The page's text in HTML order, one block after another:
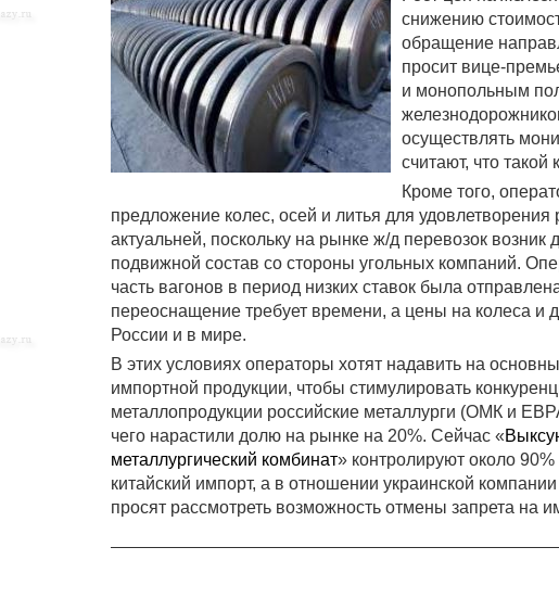
снижению
обращение
просит вице-
и монопольным
осуществлять
считают, что
Кроме того,
предложение колес, осей и литья для
актуальней, поскольку на рынке ж/д перевозок
подвижной состав со стороны угольных компаний.
часть вагонов в период низких ставок была
переоснащение требует времени, а цены на колеса и
России и в мире.
В этих условиях операторы хотят надавить на
импортной продукции, чтобы стимулировать
металлопродукции российские металлурги (ОМК и
чего нарастили долю на рынке на 20%. Сейчас «
металлургический комбинат» контролируют около
китайский импорт, а в отношении украинской
просят рассмотреть возможность отмены запрета на